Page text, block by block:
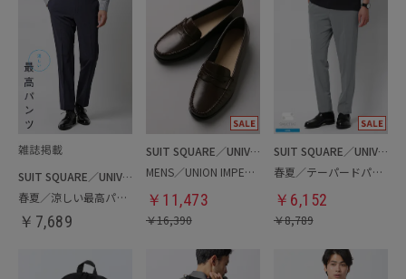
SUIT SQUARE／UNIVERSAL LANGUAGE
春夏／涼しい最高パンツ
￥ 7,689
SUIT SQUARE／UNIVERSAL LANGUAGE
MENS／UNION IMPERIAL監修／コインローファー
￥ 11,473
￥16,390
SUIT SQUARE／UNIVERSAL LANGUAGE
春夏／テーパードパンツ
￥ 6,152
￥8,789